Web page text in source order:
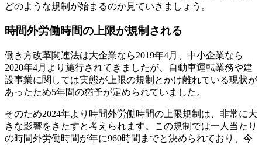
どのような規制が始まるのか見ていきましょう。
時間外労働時間の上限が規制される
働き方改革関連法は大企業なら2019年4月、中小企業なら
2020年4月より施行されてきましたが、自動車運転業務や建
設事業に関しては実態が上限の規制とかけ離れている現状が
あったため5年間の猶予が定められていました。
そのため2024年より時間外労働時間の上限規制は、非常に大
きな影響をきたすと考えられます。この規制では一人当たり
の時間外労働時間が年に960時間までと決められており、今